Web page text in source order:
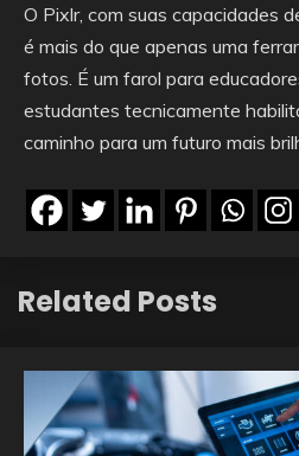
O Pixlr, com suas capacidades
é mais do que apenas uma
fotos. É um farol para
estudantes tecnicamente
caminho para um futuro mais
Related Posts